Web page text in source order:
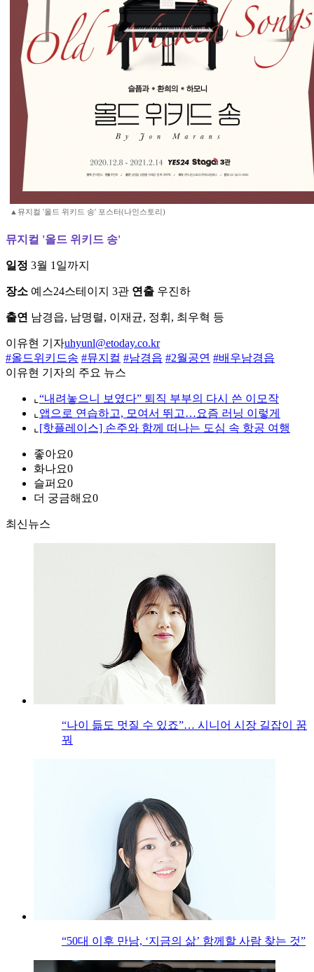
▲뮤지컬 '올드 위키드 송' 포스터(나인스토리)
뮤지컬 '올드 위키드 송'
일정 3월 1일까지
장소 예스24스테이지 3관 연출 우진하
출연 남경읍, 남명렬, 이재균, 정휘, 최우혁 등
이유현 기자uhyunl@etoday.co.kr
#올드위키드송 #뮤지컬 #남경읍 #2월공연 #배우남경읍
이유현 기자의 주요 뉴스
⌞ “내려놓으니 보였다” 퇴직 부부의 다시 쓴 이모작
⌞ 앱으로 연습하고, 모여서 뛰고…요즘 러닝 이렇게
⌞ [핫플레이스] 손주와 함께 떠나는 도심 속 항공 여행
좋아요0
화나요0
슬퍼요0
더 궁금해요0
최신뉴스
“나이 듦도 멋질 수 있죠”… 시니어 시장 길잡이 꿈
꿔
“50대 이후 만남, ‘지금의 삶’ 함께할 사람 찾는 것”